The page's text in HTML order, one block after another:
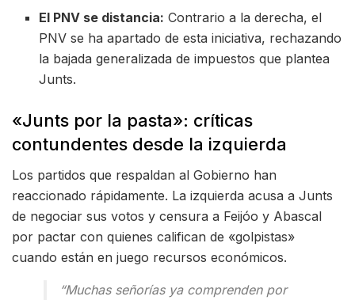
El PNV se distancia: Contrario a la derecha, el
PNV se ha apartado de esta iniciativa, rechazando
la bajada generalizada de impuestos que plantea
Junts.
«Junts por la pasta»: críticas
contundentes desde la izquierda
Los partidos que respaldan al Gobierno han
reaccionado rápidamente. La izquierda acusa a Junts
de negociar sus votos y censura a Feijóo y Abascal
por pactar con quienes califican de «golpistas»
cuando están en juego recursos económicos.
“Muchas señorías ya comprenden por